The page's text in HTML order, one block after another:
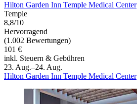
Hilton Garden Inn Temple Medical Center
Temple
8,8/10
Hervorragend
(1.002 Bewertungen)
101 €
inkl. Steuern & Gebühren
23. Aug.–24. Aug.
Hilton Garden Inn Temple Medical Center